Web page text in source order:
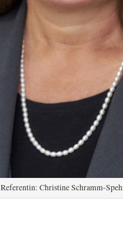
Referentin: Christine Schramm-